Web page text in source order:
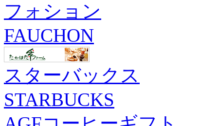
フォション
FAUCHON
スターバックス
STARBUCKS